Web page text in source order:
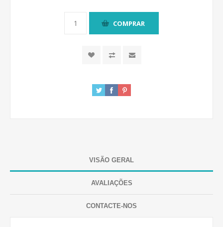
COMPRAR
VISÃO GERAL
AVALIAÇÕES
CONTACTE-NOS